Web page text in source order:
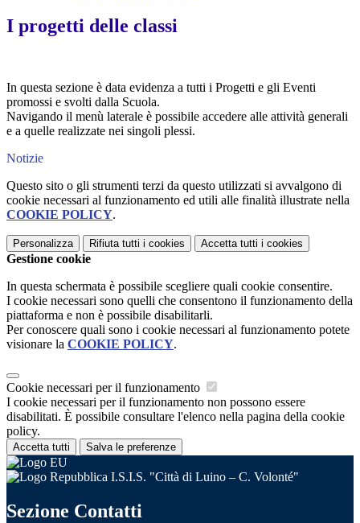
I progetti delle classi
In questa sezione è data evidenza a tutti i Progetti e gli Eventi
promossi e svolti dalla Scuola.
Navigando il menù laterale è possibile accedere alle attività generali
e a quelle realizzate nei singoli plessi.
Notizie
Questo sito o gli strumenti terzi da questo utilizzati si avvalgono di
cookie necessari al funzionamento ed utili alle finalità illustrate nella
COOKIE POLICY.
Personalizza Rifiuta tutti i cookies Accetta tutti i cookies
Gestione cookie
In questa schermata è possibile scegliere quali cookie consentire.
I cookie necessari sono quelli che consentono il funzionamento della
piattaforma e non è possibile disabilitarli.
Per conoscere quali sono i cookie necessari al funzionamento potete
visionare la COOKIE POLICY.
Cookie necessari per il funzionamento
I cookie necessari per il funzionamento non possono essere
disabilitati. È possibile consultare l'elenco nella pagina della cookie
policy.
Accetta tutti Salva le preferenze
I.S.I.S. "Città di Luino – C. Volonté"
Sezione Contatti